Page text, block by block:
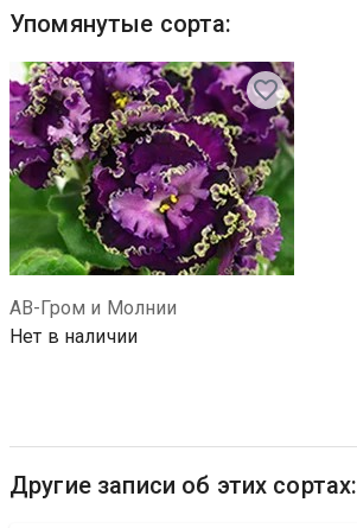
Упомянутые сорта:
АВ-Гром и Молнии
Нет в наличии
Другие записи об этих сортах: